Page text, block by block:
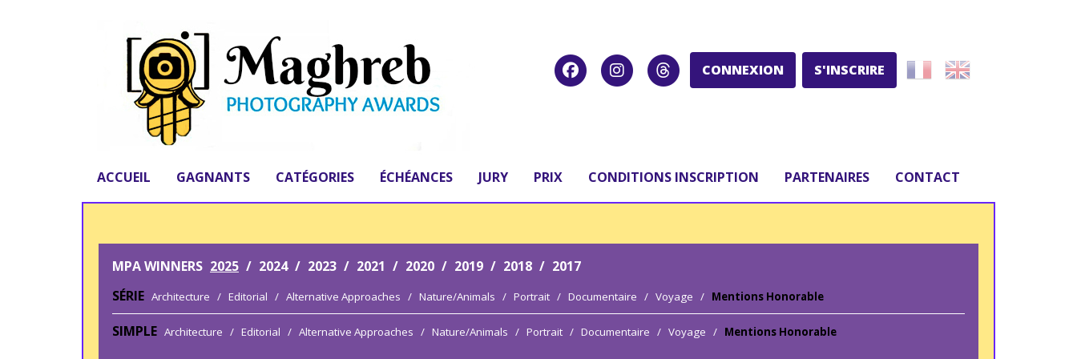
CONNEXION S'INSCRIRE
ACCUEIL GAGNANTS CATÉGORIES ÉCHÉANCES JURY PRIX CONDITIONS INSCRIPTION PARTENAIRES CONTACT
MPA WINNERS 2025 / 2024 / 2023 / 2021 / 2020 / 2019 / 2018 / 2017
SÉRIE Architecture / Editorial / Alternative Approaches / Nature/Animals / Portrait / Documentaire / Voyage / Mentions Honorable
SIMPLE Architecture / Editorial / Alternative Approaches / Nature/Animals / Portrait / Documentaire / Voyage / Mentions Honorable